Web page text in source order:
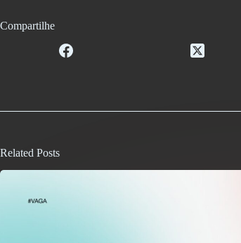
Compartilhe
Related Posts